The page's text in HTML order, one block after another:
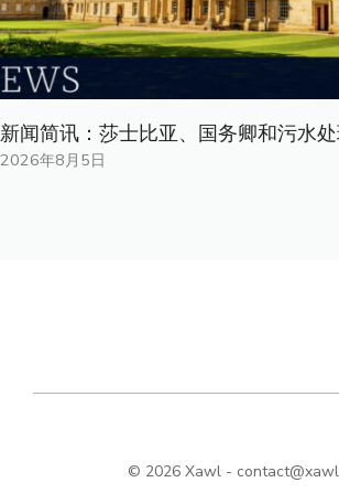
新闻简讯：莎士比亚、国务卿和污水
2026年8月5日
© 2026 Xawl -